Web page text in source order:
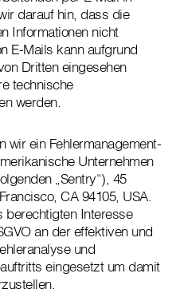
darauf hin, dass die
Informationen nicht
E-Mails kann aufgrund
Dritten eingesehen
technische
werden.
wir ein Fehlermanagement-
Unternehmen
„Sentry“), 45
CA 94105, USA.
berechtigten Interesse
an der effektiven und
und
eingesetzt um damit